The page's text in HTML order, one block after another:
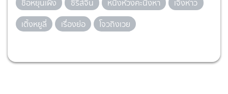
ชือหยุนเผิง
ซีรีส์จีน หนึ่งห้วงคะนึงหา
เจิ้งห่าว
เติ้งหยูลี่
เรื่องย่อ โจวถิงเวย